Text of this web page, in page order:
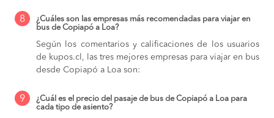
8
¿Cuáles son las empresas más recomendadas para viajar en
bus de Copiapó a Loa?
Según los comentarios y calificaciones de los usuarios
de kupos.cl, las tres mejores empresas para viajar en bus
desde Copiapó a Loa son:
9
¿Cuál es el precio del pasaje de bus de Copiapó a Loa para
cada tipo de asiento?